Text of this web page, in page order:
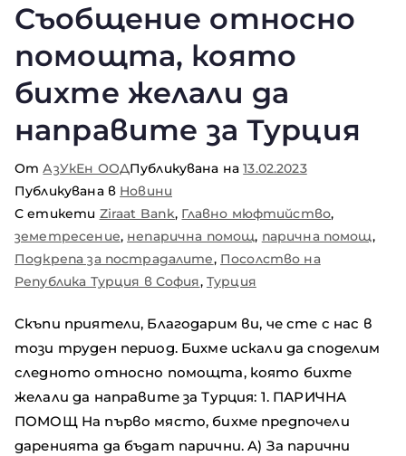
Съобщение относно
помощта, която
бихте желали да
направите за Турция
ОтАзУкЕн ООДПубликувана на13.02.2023
Публикувана в Новини
С етикети Ziraat Bank, Главно мюфтийство,
земетресение, непарична помощ, парична помощ,
Подкрепа за пострадалите, Посолство на
Република Турция в София, Турция
Скъпи приятели, Благодарим ви, че сте с нас в
този труден период. Бихме искали да споделим
следното относно помощта, която бихте
желали да направите за Турция: 1. ПАРИЧНА
ПОМОЩ На първо място, бихме предпочели
даренията да бъдат парични. A) За парични